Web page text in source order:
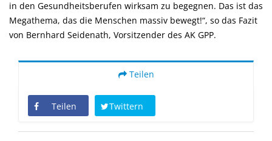
in den Gesundheitsberufen wirksam zu begegnen. Das ist das
Megathema, das die Menschen massiv bewegt!“, so das Fazit
von Bernhard Seidenath, Vorsitzender des AK GPP.
Teilen
Teilen Twittern